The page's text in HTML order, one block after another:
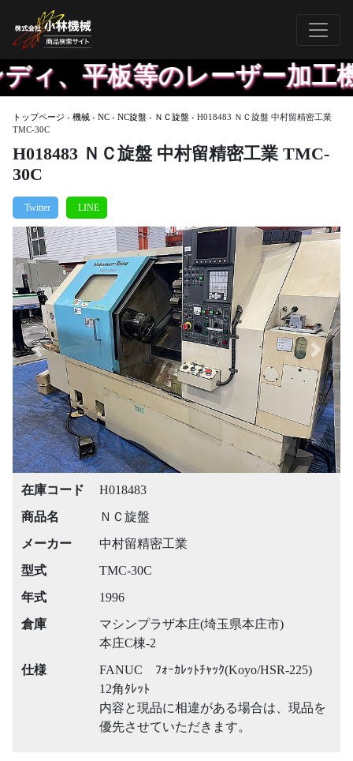
板等のレーザー加工機、
トップページ › 機械 › NC › NC旋盤 › ＮＣ旋盤 › H018483 ＮＣ旋盤 中村留精密工業
TMC-30C
H018483 ＮＣ旋盤 中村留精密工業 TMC-
30C
Previous Next
在庫コード
H018483
商品名
ＮＣ旋盤
メーカー
中村留精密工業
型式
TMC-30C
年式
1996
倉庫
マシンプラザ本庄(埼玉県本庄市)
本庄C棟-2
仕様
FANUC ﾌｫｰｶﾚｯﾄﾁｬｯｸ(Koyo/HSR-225)
12角ﾀﾚｯﾄ
内容と現品に相違がある場合は、現品を
優先させていただきます。